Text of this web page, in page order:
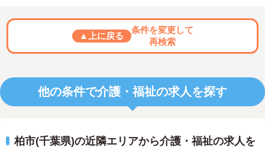
▲上に戻る
条件を変更して
再検索
他の条件で介護・福祉の求人を探す
柏市(千葉県)の近隣エリアから介護・福祉の求人を